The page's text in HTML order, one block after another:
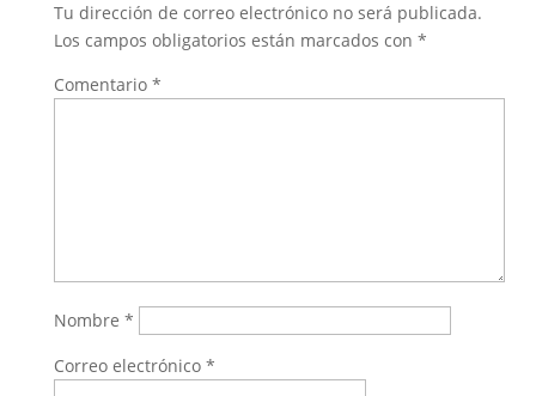
Tu dirección de correo electrónico no será publicada.
Los campos obligatorios están marcados con *
Comentario *
Nombre *
Correo electrónico *